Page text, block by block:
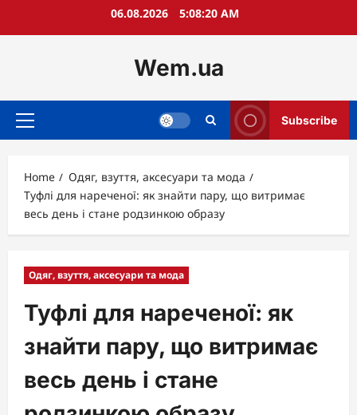
06.08.2026 5:08:22 AM
Wem.ua
Primary
Subscribe
Home
Одяг, взуття, аксесуари та мода
Туфлі для нареченої: як знайти пару, що витримає
весь день і стане родзинкою образу
Одяг, взуття, аксесуари та мода
Туфлі для нареченої: як
знайти пару, що витримає
весь день і стане